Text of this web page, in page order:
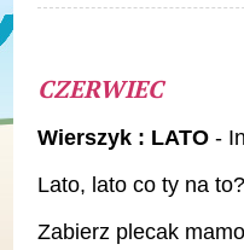
CZERWIEC
Wierszyk : LATO-
Lato, lato co ty na to?
Zabierz plecak